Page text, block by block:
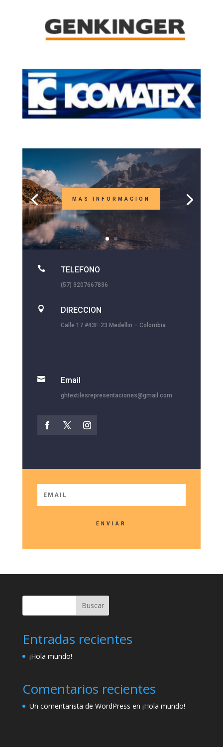
MAS INFORMACION
 TELEFONO
(57) 3207667836
 DIRECCION
Calle 17 #43F-23 Medellin – Colombia
 Email
ghtextilesrepresentaciones@gmail.com
ENVIAR
Buscar
Entradas recientes
¡Hola mundo!
Comentarios recientes
Un comentarista de WordPress en ¡Hola mundo!